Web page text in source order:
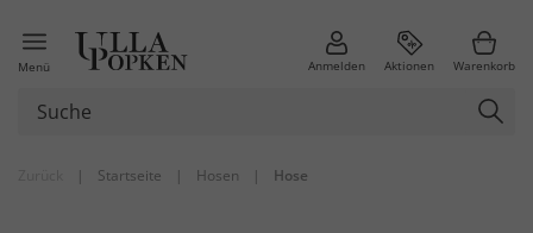
Menü Anmelden Aktionen Warenkorb
| Startseite | Hosen | Hose